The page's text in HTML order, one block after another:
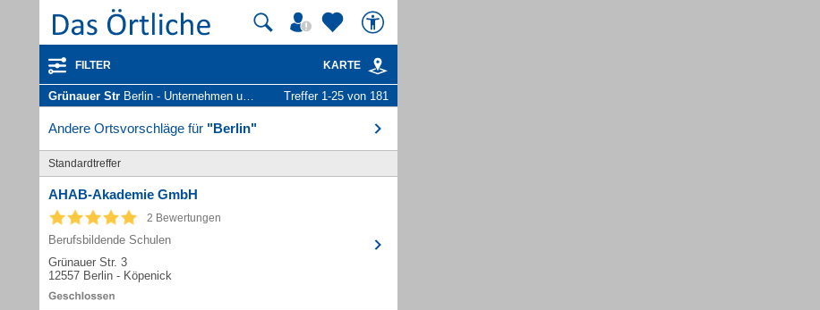
FILTER KARTE
Grünauer Str Berlin - Unternehmen und Personen Treffer 1-25 von 181
Andere Ortsvorschläge für "Berlin"
Standardtreffer
AHAB-Akademie GmbH
2 Bewertungen
Berufsbildende Schulen
Grünauer Str. 3
12557 Berlin - Köpenick